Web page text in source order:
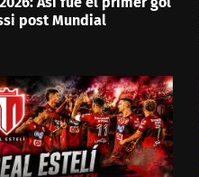
post Mundial